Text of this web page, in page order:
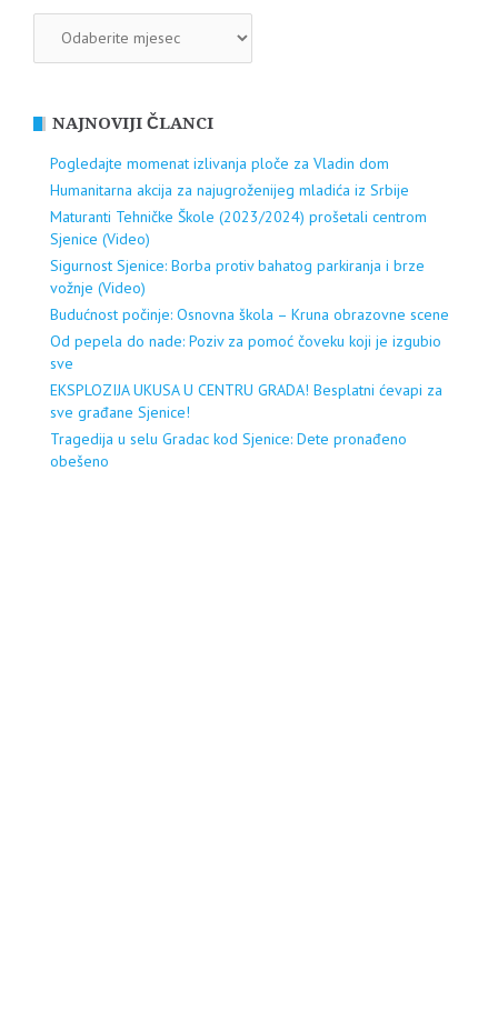
NAJNOVIJI ČLANCI
Pogledajte momenat izlivanja ploče za Vladin dom
Humanitarna akcija za najugroženijeg mladića iz Srbije
Maturanti Tehničke Škole (2023/2024) prošetali centrom
Sjenice (Video)
Sigurnost Sjenice: Borba protiv bahatog parkiranja i brze
vožnje (Video)
Budućnost počinje: Osnovna škola – Kruna obrazovne scene
Od pepela do nade: Poziv za pomoć čoveku koji je izgubio
sve
EKSPLOZIJA UKUSA U CENTRU GRADA! Besplatni ćevapi za
sve građane Sjenice!
Tragedija u selu Gradac kod Sjenice: Dete pronađeno
obešeno